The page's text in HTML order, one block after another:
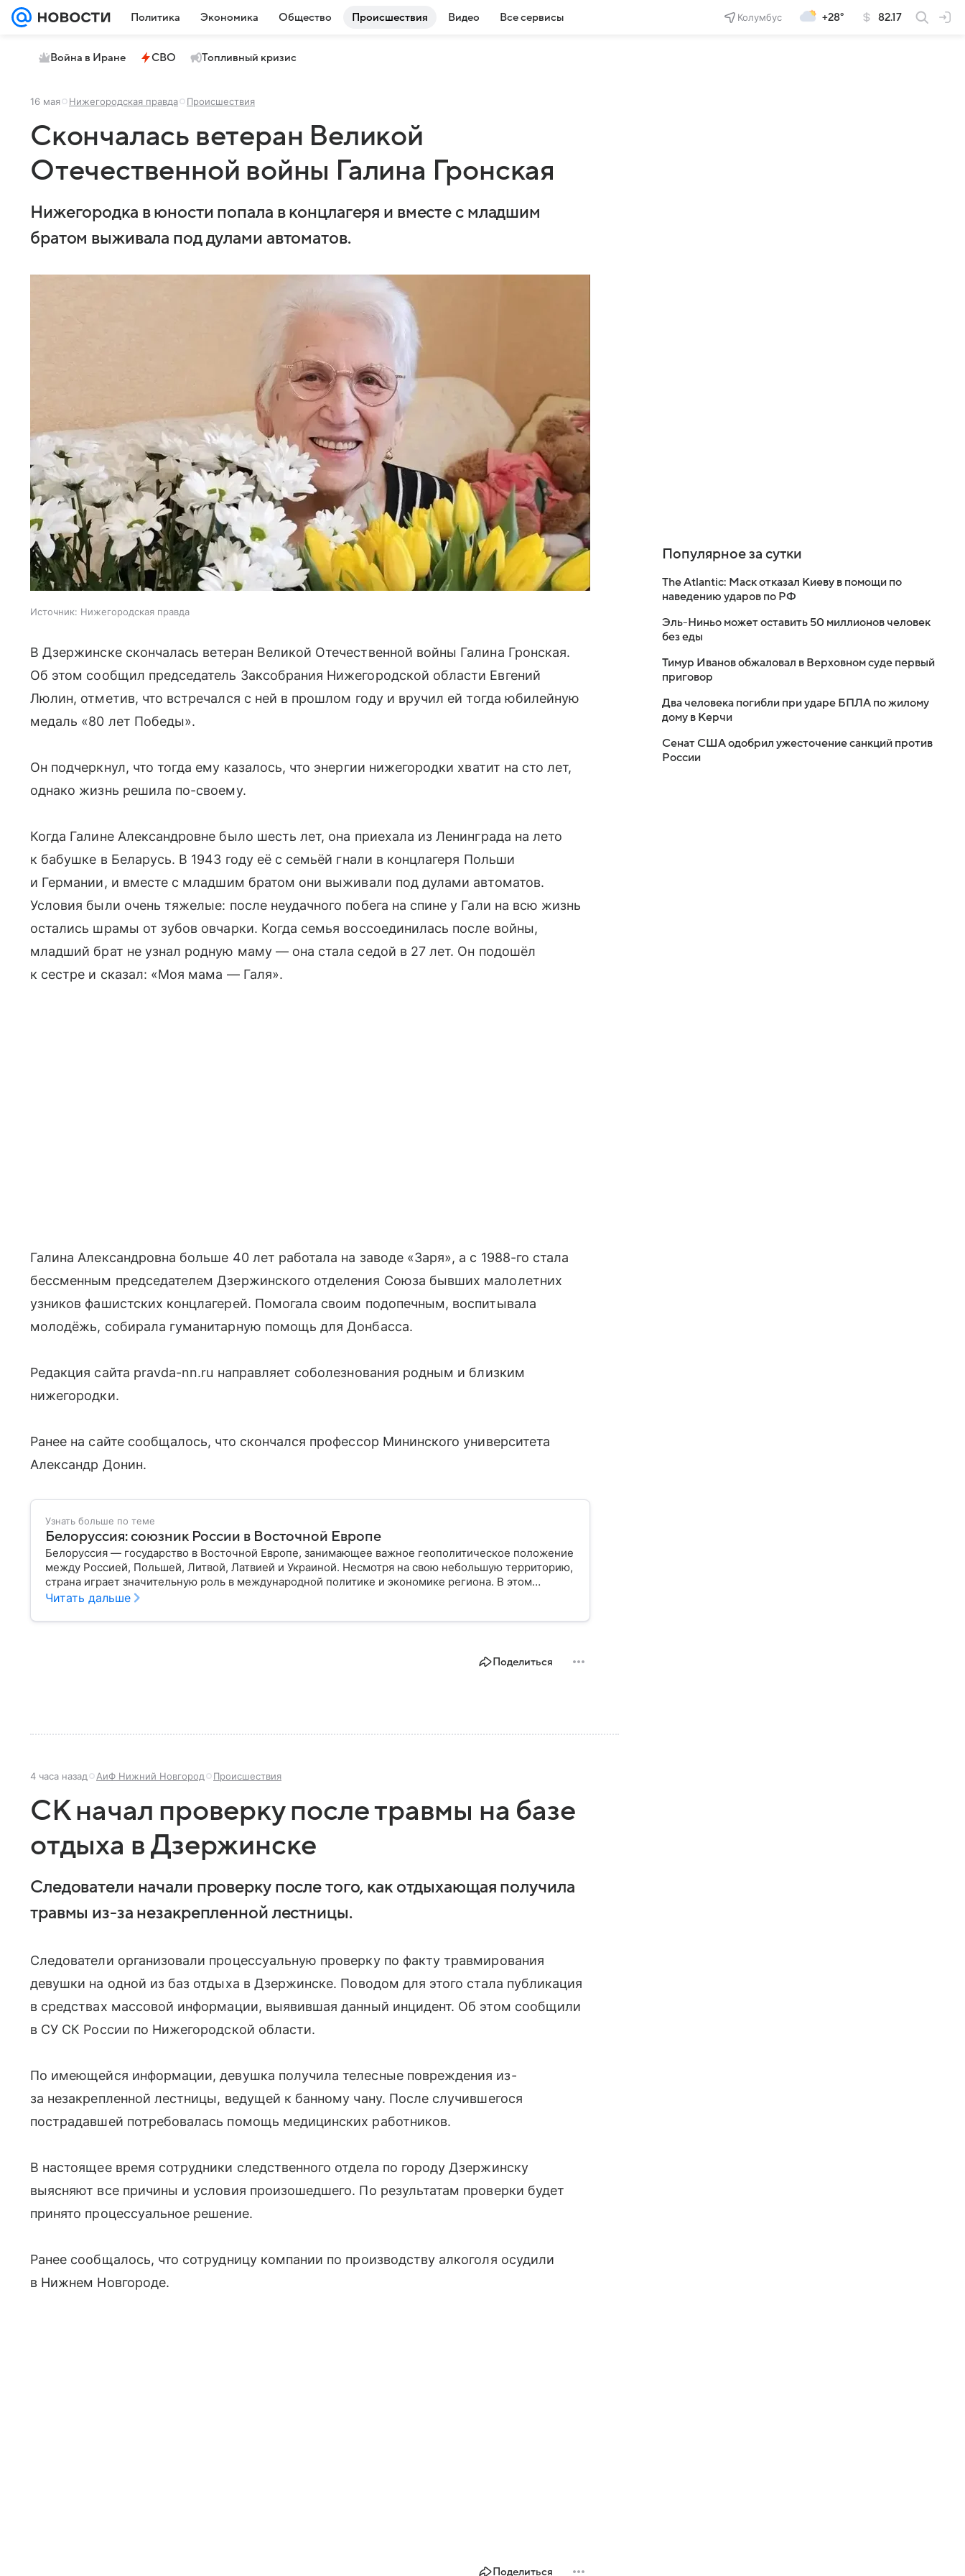
Политика Экономика Общество Происшествия Видео Все сервисы Колумбус +28° 82.17
Война в Иране СВО Топливный кризис
16 мая Нижегородская правда Происшествия
Скончалась ветеран Великой
Отечественной войны Галина Гронская
Нижегородка в юности попала в концлагеря и вместе с младшим
братом выживала под дулами автоматов.
Источник: Нижегородская правда
В Дзержинске скончалась ветеран Великой Отечественной войны Галина Гронская.
Об этом сообщил председатель Заксобрания Нижегородской области Евгений
Люлин, отметив, что встречался с ней в прошлом году и вручил ей тогда юбилейную
медаль «80 лет Победы».
Он подчеркнул, что тогда ему казалось, что энергии нижегородки хватит на сто лет,
однако жизнь решила по-своему.
Когда Галине Александровне было шесть лет, она приехала из Ленинграда на лето
к бабушке в Беларусь. В 1943 году её с семьёй гнали в концлагеря Польши
и Германии, и вместе с младшим братом они выживали под дулами автоматов.
Условия были очень тяжелые: после неудачного побега на спине у Гали на всю жизнь
остались шрамы от зубов овчарки. Когда семья воссоединилась после войны,
младший брат не узнал родную маму — она стала седой в 27 лет. Он подошёл
к сестре и сказал: «Моя мама — Галя».
Галина Александровна больше 40 лет работала на заводе «Заря», а с 1988-го стала
бессменным председателем Дзержинского отделения Союза бывших малолетних
узников фашистских концлагерей. Помогала своим подопечным, воспитывала
молодёжь, собирала гуманитарную помощь для Донбасса.
Редакция сайта pravda-nn.ru направляет соболезнования родным и близким
нижегородки.
Ранее на сайте сообщалось, что скончался профессор Мининского университета
Александр Донин.
Узнать больше по теме
Белоруссия: союзник России в Восточной Европе
Белоруссия — государство в Восточной Европе, занимающее важное геополитическое положение
между Россией, Польшей, Литвой, Латвией и Украиной. Несмотря на свою небольшую территорию,
страна играет значительную роль в международной политике и экономике региона. В этом
материале разбираем главное о союзной РФ республике.
Читать дальше
Поделиться
4 часа назад АиФ Нижний Новгород Происшествия
СК начал проверку после травмы на базе
отдыха в Дзержинске
Следователи начали проверку после того, как отдыхающая получила
травмы из-за незакрепленной лестницы.
Следователи организовали процессуальную проверку по факту травмирования
девушки на одной из баз отдыха в Дзержинске. Поводом для этого стала публикация
в средствах массовой информации, выявившая данный инцидент. Об этом сообщили
в СУ СК России по Нижегородской области.
По имеющейся информации, девушка получила телесные повреждения из-
за незакрепленной лестницы, ведущей к банному чану. После случившегося
пострадавшей потребовалась помощь медицинских работников.
В настоящее время сотрудники следственного отдела по городу Дзержинску
выясняют все причины и условия произошедшего. По результатам проверки будет
принято процессуальное решение.
Ранее сообщалось, что сотрудницу компании по производству алкоголя осудили
в Нижнем Новгороде.
Поделиться
Популярное за сутки
The Atlantic: Маск отказал Киеву в помощи по
наведению ударов по РФ
Эль-Ниньо может оставить 50 миллионов человек
без еды
Тимур Иванов обжаловал в Верховном суде первый
приговор
Два человека погибли при ударе БПЛА по жилому
дому в Керчи
Сенат США одобрил ужесточение санкций против
России